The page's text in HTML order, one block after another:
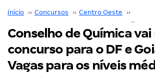
Início ›› Concursos ›› Centro Oeste ››
Conselho de Química
concurso para o DF e
Vagas para os níveis